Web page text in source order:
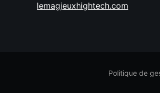
lemagjeuxhightech.com
Politique de